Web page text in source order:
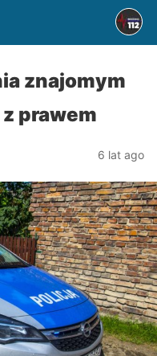
znajomym
prawem
6 lat ago